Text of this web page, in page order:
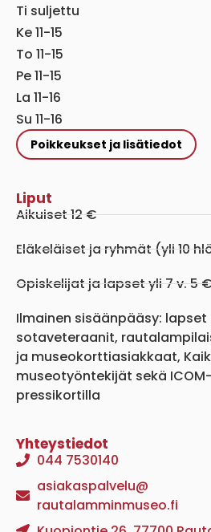
Ti suljettu
Ke 11-15
To 11-15
Pe 11-15
La 11-16
Su 11-16
Poikkeukset ja lisätiedot
Liput
Aikuiset 12 €
Eläkeläiset ja ryhmät (yli 10
Opiskelijat ja lapset yli 7 v. 5
Ilmainen sisäänpääsy: lapset
sotaveteraanit,
ja museokorttiasiakkaat,
museotyöntekijät sekä
pressikortilla
Yhteystiedot
044 7530140
asiakaspalvelu@
rautalamminmuseo.fi